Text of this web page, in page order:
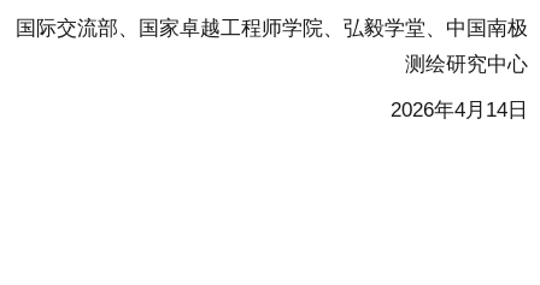
国际交流部、
国家卓越工程师学院、弘毅学堂、中国南极
测绘研究中心
2026年4月14日